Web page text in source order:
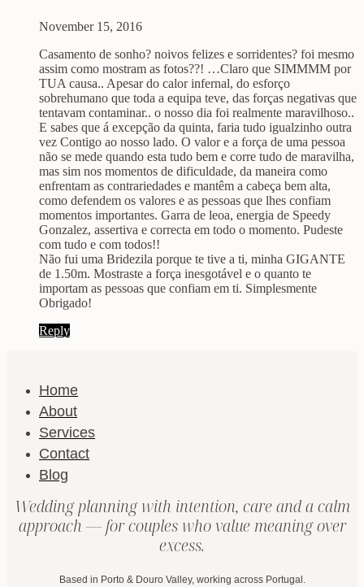
November 15, 2016
Casamento de sonho? noivos felizes e sorridentes? foi mesmo
assim como mostram as fotos??! …Claro que SIMMMM por
TUA causa.. Apesar do calor infernal, do esforço
sobrehumano que toda a equipa teve, das forças negativas que
tentavam contaminar.. o nosso dia foi realmente maravilhoso..
E sabes que á excepção da quinta, faria tudo igualzinho outra
vez Contigo ao nosso lado. O valor e a força de uma pessoa
não se mede quando esta tudo bem e corre tudo de maravilha,
mas sim nos momentos de dificuldade, da maneira como
enfrentam as contrariedades e mantêm a cabeça bem alta,
como defendem os valores e as pessoas que lhes confiam
momentos importantes. Garra de leoa, energia de Speedy
Gonzalez, assertiva e correcta em todo o momento. Pudeste
com tudo e com todos!!
Não fui uma Bridezila porque te tive a ti, minha GIGANTE
de 1.50m. Mostraste a força inesgotável e o quanto te
importam as pessoas que confiam em ti. Simplesmente
Obrigado!
Reply
Home
About
Services
Contact
Blog
Wedding planning with intention, care and a calm
approach — for couples who value meaning over
excess.
Based in Porto & Douro Valley, working across Portugal.